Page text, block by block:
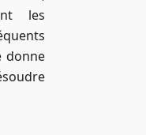
les
donne